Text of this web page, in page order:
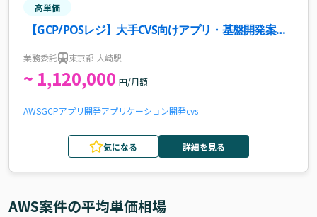
高単価
【GCP/POSレジ】大手CVS向けアプリ・基盤開発案
業務委託 東京都 大崎駅
~ 1,120,000 円/月額
AWSGCPアプリ開発アプリケーション開発cvs
気になる 詳細を見る
AWS案件の平均単価相場